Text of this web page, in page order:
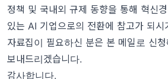
정책 및 국내외 규제 동향을 통해 혁신
있는 AI 기업으로의 전환에 참고가 되시
자료집이 필요하신 분은 본 메일로 신청
보내드리겠습니다.
감사합니다.